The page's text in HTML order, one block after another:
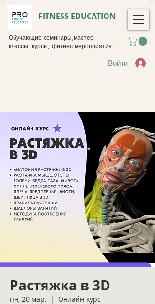
FITNESS EDUCATION
Обучающие семинары,мастер
классы, курсы, фитнес мероприятия.
Войти
Растяжка в 3D
пн, 20 мар.
  |
Онлайн курс